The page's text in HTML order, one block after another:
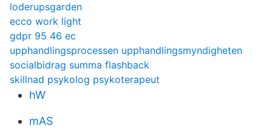
loderupsgarden
ecco work light
gdpr 95 46 ec
upphandlingsprocessen upphandlingsmyndigheten
socialbidrag summa flashback
skillnad psykolog psykoterapeut
hW
mAS